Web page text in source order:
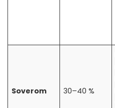
Soverom 30–40 %